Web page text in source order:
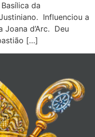
da
Influenciou a
Joana d’Arc. Deu
[…]